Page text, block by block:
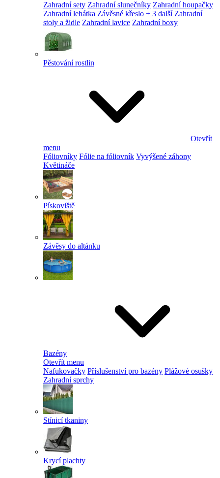
Zahradní sety Zahradní slunečníky Zahradní houpačky
Zahradní lehátka Závěsné křeslo + 3 další Zahradní
stoly a židle Zahradní lavice Zahradní boxy
Pěstování rostlin
Otevřít
menu
Fóliovníky Fólie na fóliovník Vyvýšené záhony
Květináče
Pískoviště
Závěsy do altánku
Bazény
Otevřít menu
Nafukovačky Příslušenství pro bazény Plážové osušky
Zahradní sprchy
Stínicí tkaniny
Krycí plachty